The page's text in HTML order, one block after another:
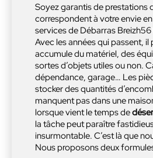
Soyez garantis de prestations
correspondent à votre envie
services de Débarras Breizh56
Avec les années qui passent, il
accumule du matériel, des
sortes d’objets utiles ou non.
dépendance, garage… Les
stocker des quantités
manquent pas dans une
lorsque vient le temps de
la tâche peut paraître
insurmontable. C’est là que
Nous proposons deux